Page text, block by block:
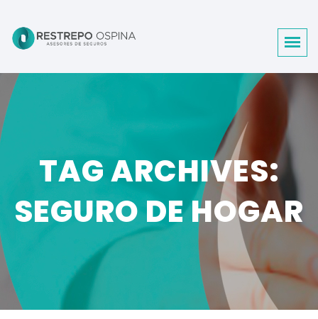
TAG ARCHIVES:
SEGURO DE HOGAR